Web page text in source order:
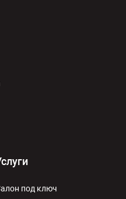
под ключ